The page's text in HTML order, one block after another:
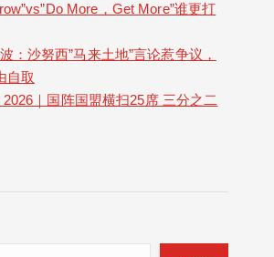
More，Get More”谁更打
：沙努西”马来土地”言论惹争议，
自取
｜国阵国盟横扫25席 三分之二